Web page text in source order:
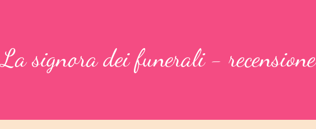
La signora dei funerali - recensione